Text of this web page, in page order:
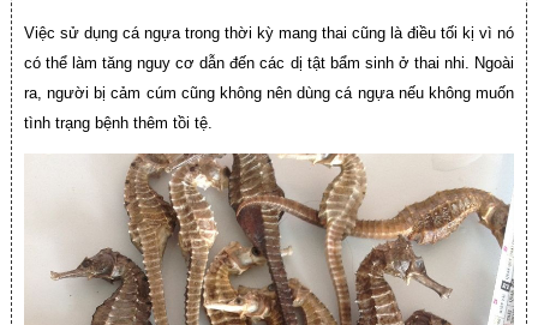
Việc sử dụng cá ngựa trong thời kỳ mang thai cũng là điều tối kị vì nó
có thể làm tăng nguy cơ dẫn đến các dị tật bẩm sinh ở thai nhi. Ngoài
ra, người bị cảm cúm cũng không nên dùng cá ngựa nếu không muốn
tình trạng bệnh thêm tồi tệ.